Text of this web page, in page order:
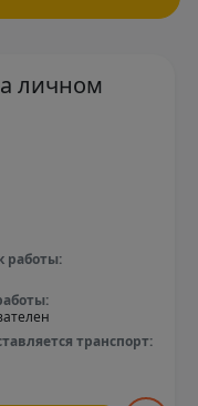
личном
работы:
транспорт: